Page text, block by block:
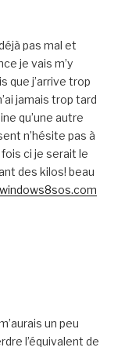
pas mal et
je vais m’y
que j’arrive trop
jamais trop tard
qu’une autre
n’hésite pas à
ci je serait le
des kilos! beau
un peu
l’équivalent de